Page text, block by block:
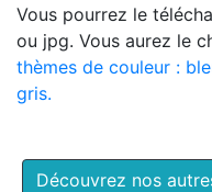
Vous pourrez le
ou jpg. Vous aurez le
thèmes de couleur :
gris.
Découvrez nos